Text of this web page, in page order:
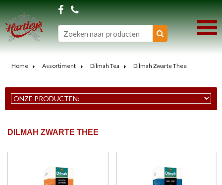
Home Assortiment Dilmah Tea Dilmah Zwarte Thee
DILMAH ZWARTE THEE